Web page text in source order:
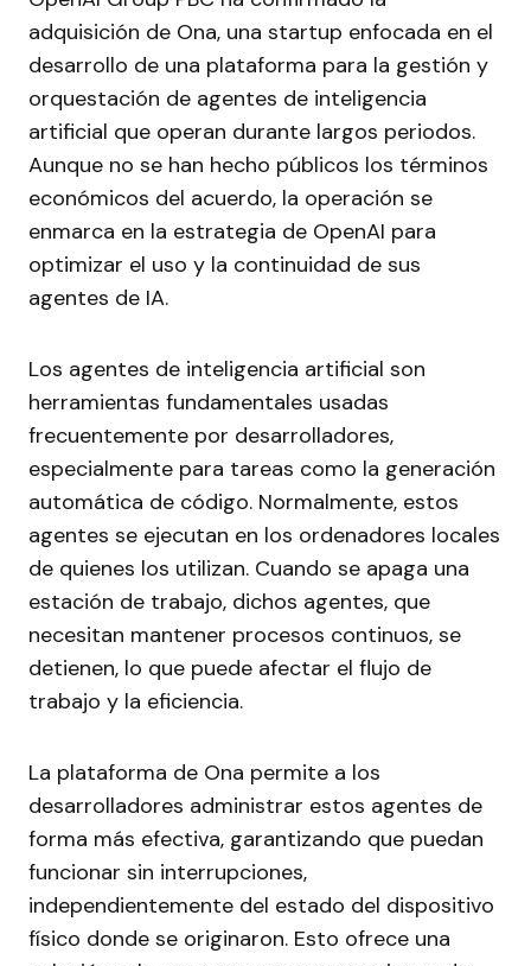
adquisición de Ona, una startup enfocada en el
desarrollo de una plataforma para la gestión y
orquestación de agentes de inteligencia
artificial que operan durante largos periodos.
Aunque no se han hecho públicos los términos
económicos del acuerdo, la operación se
enmarca en la estrategia de OpenAI para
optimizar el uso y la continuidad de sus
agentes de IA.
Los agentes de inteligencia artificial son
herramientas fundamentales usadas
frecuentemente por desarrolladores,
especialmente para tareas como la generación
automática de código. Normalmente, estos
agentes se ejecutan en los ordenadores locales
de quienes los utilizan. Cuando se apaga una
estación de trabajo, dichos agentes, que
necesitan mantener procesos continuos, se
detienen, lo que puede afectar el flujo de
trabajo y la eficiencia.
La plataforma de Ona permite a los
desarrolladores administrar estos agentes de
forma más efectiva, garantizando que puedan
funcionar sin interrupciones,
independientemente del estado del dispositivo
físico donde se originaron. Esto ofrece una